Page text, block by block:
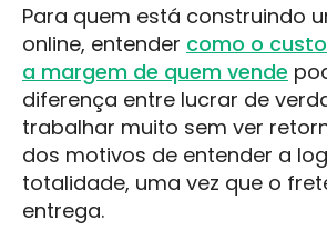
Para quem está construindo
online, entender como o
a margem de quem vende
diferença entre lucrar de
trabalhar muito sem ver
dos motivos de entender a
totalidade, uma vez que o
entrega.